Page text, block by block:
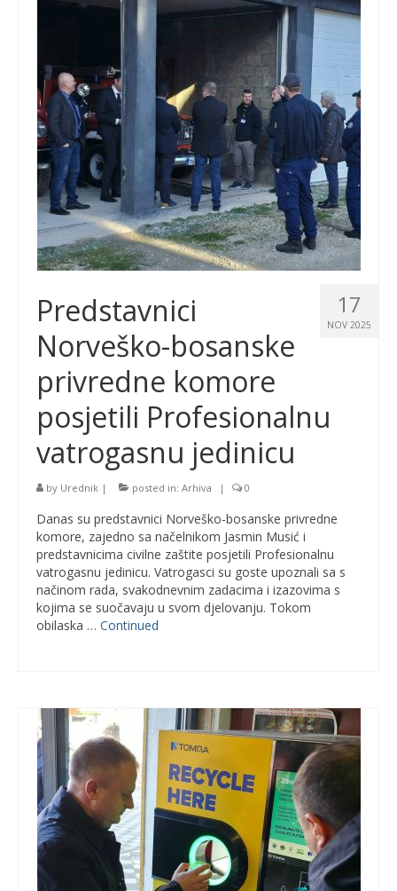
17
NOV 2025
Predstavnici
Norveško-bosanske
privredne komore
posjetili Profesionalnu
vatrogasnu jedinicu
by Urednik | posted in: Arhiva | 0
Danas su predstavnici Norveško-bosanske privredne
komore, zajedno sa načelnikom Jasmin Musić i
predstavnicima civilne zaštite posjetili Profesionalnu
vatrogasnu jedinicu. Vatrogasci su goste upoznali sa s
načinom rada, svakodnevnim zadacima i izazovima s
kojima se suočavaju u svom djelovanju. Tokom
obilaska … Continued